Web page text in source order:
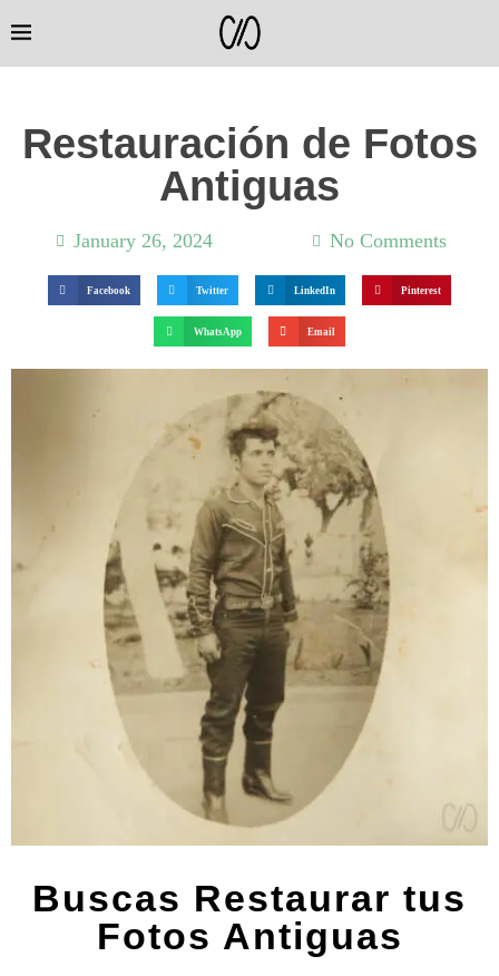
Restauración de Fotos
Antiguas
January 26, 2024 No Comments
Facebook Twitter LinkedIn Pinterest
WhatsApp Email
Buscas Restaurar tus
Fotos Antiguas